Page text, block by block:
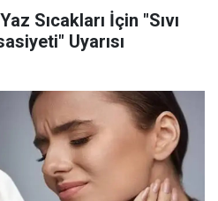
Sıcakları İçin "Sıvı
Uyarısı